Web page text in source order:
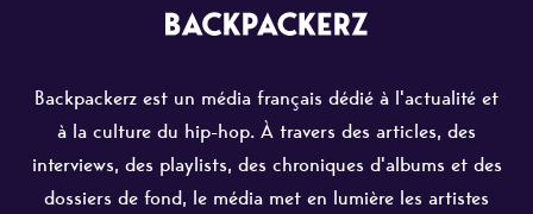
Backpackerz est un média français dédié à l'actualité et
à la culture du hip-hop. À travers des articles, des
interviews, des playlists, des chroniques d'albums et des
dossiers de fond, le média met en lumière les artistes